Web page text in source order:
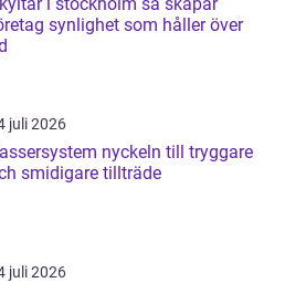
synlighet som håller över
juli 2026
nyckeln till tryggare
smidigare tillträde
juli 2026